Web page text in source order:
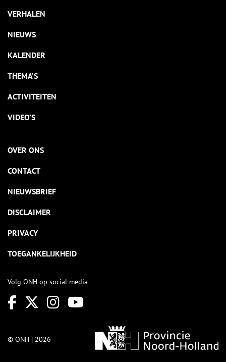
VERHALEN
NIEUWS
KALENDER
THEMA’S
ACTIVITEITEN
VIDEO’S
OVER ONS
CONTACT
NIEUWSBRIEF
DISCLAIMER
PRIVACY
TOEGANKELIJKHEID
Volg ONH op social media
© ONH | 2026